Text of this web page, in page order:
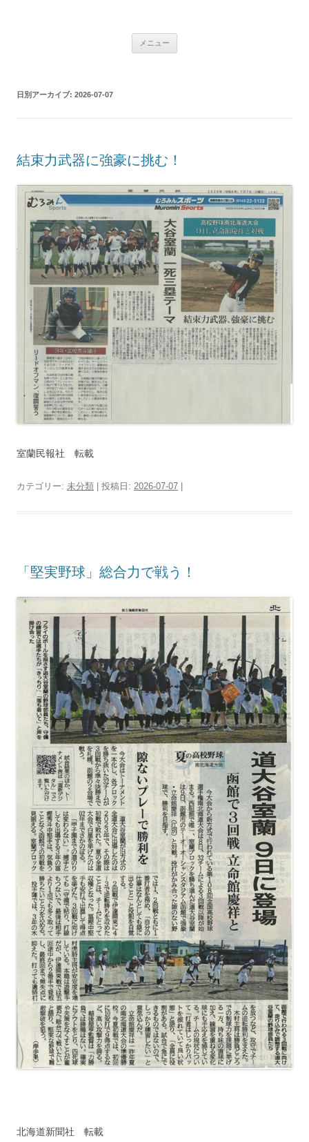
プ
室蘭高等学校
メニュー
日別アーカイブ: 2026-07-07
結束力武器に強豪に挑む！
室蘭民報社 転載
カテゴリー: 未分類 | 投稿日: 2026-07-07 |
「堅実野球」総合力で戦う！
北海道新聞社 転載